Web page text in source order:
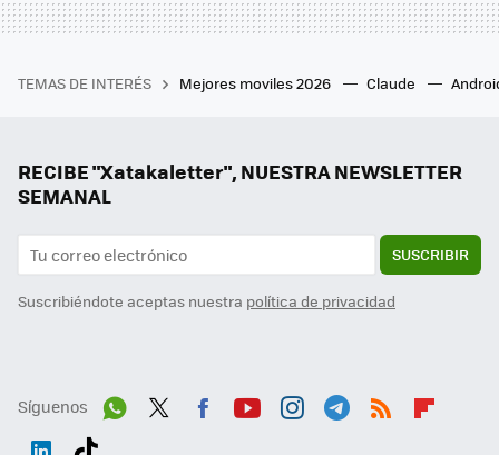
TEMAS DE INTERÉS Mejores moviles 2026 Claude
RECIBE "Xatakaletter", NUESTRA NEWSLETTER
SEMANAL
SUSCRIBIR
Suscribiéndote aceptas nuestra política de privacidad
Síguenos